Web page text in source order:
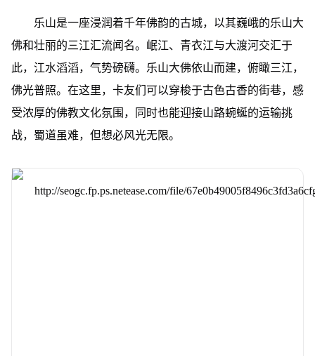
乐山是一座浸润着千年佛韵的古城，以其巍峨的乐山大
佛和壮丽的三江汇流闻名。岷江、青衣江与大渡河交汇于
此，江水滔滔，气势磅礴。乐山大佛依山而建，俯瞰三江，
佛光普照。在这里，卡友们可以穿梭于古色古香的街巷，感
受浓厚的佛教文化氛围，同时也能迎接山路蜿蜒的运输挑
战，蜀道虽难，但想必风光无限。